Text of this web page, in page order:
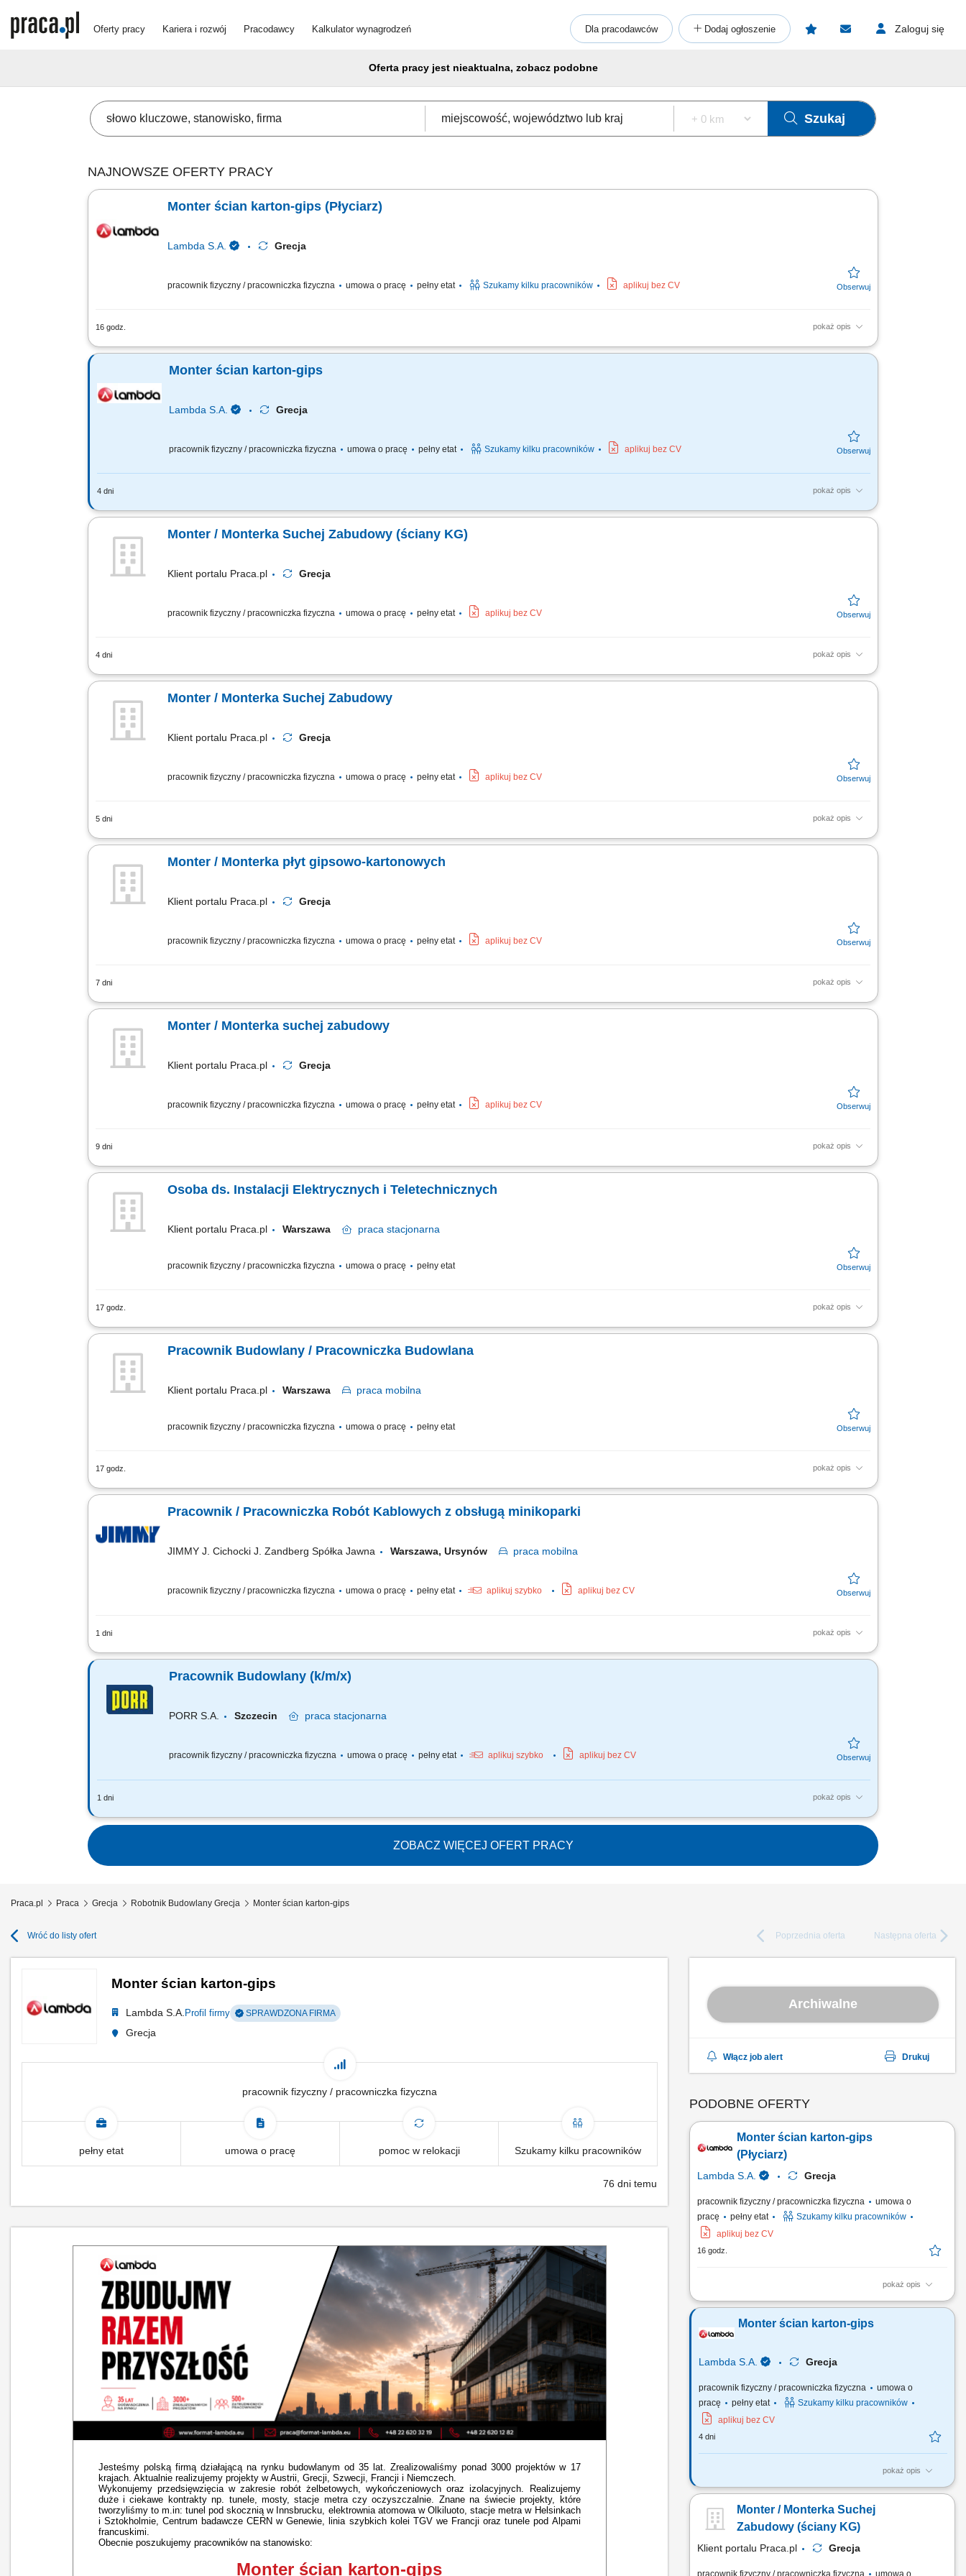
Oferty pracy Kariera i rozwój Pracodawcy Kalkulator wynagrodzeń Dla pracodawców Dodaj ogłoszenie Zaloguj się
Oferta pracy jest nieaktualna, zobacz podobne
Szukaj
NAJNOWSZE OFERTY PRACY
Monter ścian karton-gips (Płyciarz)
Lambda S.A. Grecja
pracownik fizyczny / pracowniczka fizyczna umowa o pracę pełny etat Szukamy kilku pracowników aplikuj bez CV
16 godz. pokaż opis
Twój zakres obowiązków: Montaż ścian, sufitów oraz innych zabudów z płyt gipsowo-kartonowych; Wykonywanie konstrukcji pod systemy suchej zabudowy;
Monter ścian karton-gips
Lambda S.A. Grecja
pracownik fizyczny / pracowniczka fizyczna umowa o pracę pełny etat Szukamy kilku pracowników aplikuj bez CV
4 dni pokaż opis
Twój zakres obowiązków: Montaż konstrukcji ścian i sufitów oraz płyt kartonowo – gipsowych; Szpachlowanie, gipsowanie; Praca przy budowie 55-kondygnacyjnego
Monter / Monterka Suchej Zabudowy (ściany KG)
Klient portalu Praca.pl Grecja
pracownik fizyczny / pracowniczka fizyczna umowa o pracę pełny etat aplikuj bez CV
4 dni pokaż opis
Realizacja prac montażowych przy wznoszeniu przegród pionowych i poziomych z systemów K-G na terenie nowoczesnego wieżowca. Okładanie stelaży płytami
Monter / Monterka Suchej Zabudowy
Klient portalu Praca.pl Grecja
pracownik fizyczny / pracowniczka fizyczna umowa o pracę pełny etat aplikuj bez CV
5 dni pokaż opis
Kompleksowe wdrożenie systemów suchej zabudowy poprzez sprawny montaż ścian działowych, sufitów podwieszanych oraz niestandardowych elementów
Monter / Monterka płyt gipsowo-kartonowych
Klient portalu Praca.pl Grecja
pracownik fizyczny / pracowniczka fizyczna umowa o pracę pełny etat aplikuj bez CV
7 dni pokaż opis
montaż ścian, sufitów oraz zabudów z płyt gipsowo-kartonowych, wykonywanie konstrukcji pod systemy suchej zabudowy, montaż płyt G-K oraz przygotowanie
Monter / Monterka suchej zabudowy
Klient portalu Praca.pl Grecja
pracownik fizyczny / pracowniczka fizyczna umowa o pracę pełny etat aplikuj bez CV
9 dni pokaż opis
Instalacja stelaży pod ściany działowe oraz sufity podwieszane. Mocowanie płyt gipsowo-kartonowych zgodnie z projektem. Wykonywanie prac wykończeniowych, w
Osoba ds. Instalacji Elektrycznych i Teletechnicznych
Klient portalu Praca.pl Warszawa praca stacjonarna
pracownik fizyczny / pracowniczka fizyczna umowa o pracę pełny etat
17 godz. pokaż opis
Wykonywanie instalacji elektrycznych i teletechnicznych na budowach. Realizacja pomiarów oraz diagnostyka instalacji elektrycznych. Usuwanie awarii i bieżąca
Pracownik Budowlany / Pracowniczka Budowlana
Klient portalu Praca.pl Warszawa praca mobilna
pracownik fizyczny / pracowniczka fizyczna umowa o pracę pełny etat
17 godz. pokaż opis
Wykonywanie prac ogólnobudowlanych przy realizacji inwestycji. Udział w robotach ciesielskich, zbrojarskich, murarskich oraz wykończeniowych. Usuwanie usterek i
Pracownik / Pracowniczka Robót Kablowych z obsługą minikoparki
JIMMY J. Cichocki J. Zandberg Spółka Jawna Warszawa, Ursynów praca mobilna
pracownik fizyczny / pracowniczka fizyczna umowa o pracę pełny etat aplikuj szybko aplikuj bez CV
1 dni pokaż opis
Zakres obowiązków: Obsługa minikoparki podczas prac przy budowie i modernizacji oświetlenia ulicznego; Wykonywanie robót kablowych związanych z liniami
Pracownik Budowlany (k/m/x)
PORR S.A. Szczecin praca stacjonarna
pracownik fizyczny / pracowniczka fizyczna umowa o pracę pełny etat aplikuj szybko aplikuj bez CV
1 dni pokaż opis
Zadania: Udział w przygotowaniu i organizacji zaplecza budowy oraz przestrzeni przeznaczonej pod zakład prefabrykacji. Wykonywanie prac montażowych,
ZOBACZ WIĘCEJ OFERT PRACY
Praca.pl Praca Grecja Robotnik Budowlany Grecja Monter ścian karton-gips
Wróć do listy ofert Poprzednia oferta Następna oferta
Monter ścian karton-gips
Lambda S.A. Profil firmy SPRAWDZONA FIRMA
Grecja
pracownik fizyczny / pracowniczka fizyczna
pełny etat umowa o pracę pomoc w relokacji Szukamy kilku pracowników
76 dni temu
Jesteśmy polską firmą działającą na rynku budowlanym od 35 lat. Zrealizowaliśmy ponad 3000 projektów w 17
krajach. Aktualnie realizujemy projekty w Austrii, Grecji, Szwecji, Francji i Niemczech.
Wykonujemy przedsięwzięcia w zakresie robót żelbetowych, wykończeniowych oraz izolacyjnych. Realizujemy
duże i ciekawe kontrakty np. tunele, mosty, stacje metra czy oczyszczalnie. Znane na świecie projekty, które
tworzyliśmy to m.in: tunel pod skocznią w Innsbrucku, elektrownia atomowa w Olkiluoto, stacje metra w Helsinkach
i Sztokholmie, Centrum badawcze CERN w Genewie, linia szybkich kolei TGV we Francji oraz tunele pod Alpami
francuskimi.
Obecnie poszukujemy pracowników na stanowisko:
Monter ścian karton-gips
Archiwalne
Włącz job alert Drukuj
PODOBNE OFERTY
Monter ścian karton-gips
(Płyciarz)
Lambda S.A. Grecja
pracownik fizyczny / pracowniczka fizyczna
umowa o
pracę
pełny etat
Szukamy kilku pracowników
aplikuj bez CV
16 godz.
pokaż opis
Twój zakres obowiązków: Montaż ścian, sufitów oraz innych
konstrukcji pod systemy suchej zabudowy; Szpachlowanie
połączeń oraz przygotowanie powierzchni do dalszych prac
Monter ścian karton-gips
Lambda S.A. Grecja
pracownik fizyczny / pracowniczka fizyczna
umowa o
pracę
pełny etat
Szukamy kilku pracowników
aplikuj bez CV
4 dni
pokaż opis
Twój zakres obowiązków: Montaż konstrukcji ścian i sufitów
Praca przy budowie 55-kondygnacyjnego apartamentowca;
Monter / Monterka Suchej
Zabudowy (ściany KG)
Klient portalu Praca.pl Grecja
pracownik fizyczny / pracowniczka fizyczna umowa o